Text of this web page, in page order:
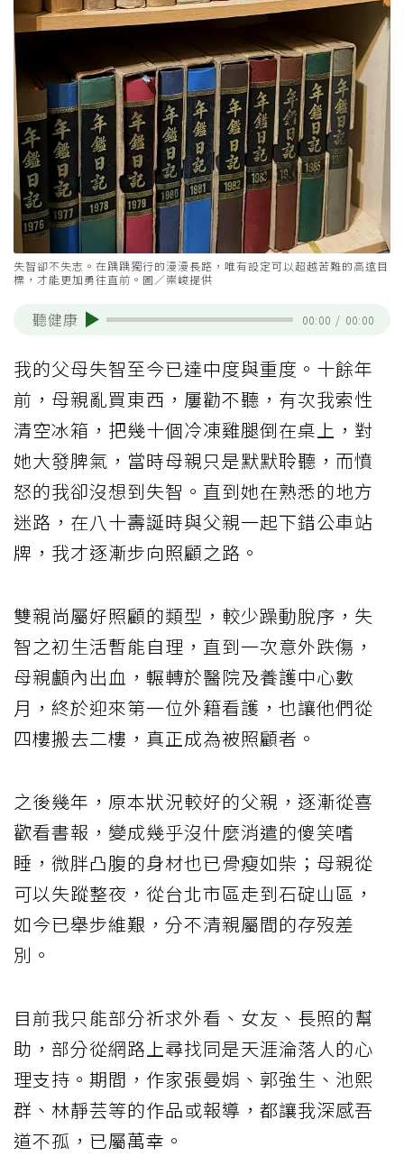
失智卻不失志。在踽踽獨行的漫漫長路，唯有設定可以超越苦難的高遠目
標，才能更加勇往直前。圖／崇峻提供
聽健康 00:00 / 00:00
我的父母失智至今已達中度與重度。十餘年
前，母親亂買東西，屢勸不聽，有次我索性
清空冰箱，把幾十個冷凍雞腿倒在桌上，對
她大發脾氣，當時母親只是默默聆聽，而憤
怒的我卻沒想到失智。直到她在熟悉的地方
迷路，在八十壽誕時與父親一起下錯公車站
牌，我才逐漸步向照顧之路。
雙親尚屬好照顧的類型，較少躁動脫序，失
智之初生活暫能自理，直到一次意外跌傷，
母親顱內出血，輾轉於醫院及養護中心數
月，終於迎來第一位外籍看護，也讓他們從
四樓搬去二樓，真正成為被照顧者。
之後幾年，原本狀況較好的父親，逐漸從喜
歡看書報，變成幾乎沒什麼消遣的傻笑嗜
睡，微胖凸腹的身材也已骨瘦如柴；母親從
可以失蹤整夜，從台北市區走到石碇山區，
如今已舉步維艱，分不清親屬間的存歿差
別。
目前我只能部分祈求外看、女友、長照的幫
助，部分從網路上尋找同是天涯淪落人的心
理支持。期間，作家張曼娟、郭強生、池熙
群、林靜芸等的作品或報導，都讓我深感吾
道不孤，已屬萬幸。